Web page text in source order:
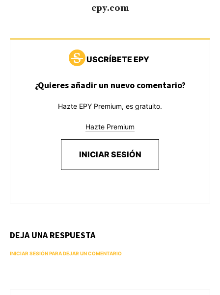
epy.com
USCRÍBETE EPY
¿Quieres añadir un nuevo comentario?
Hazte EPY Premium, es gratuito.
Hazte Premium
INICIAR SESIÓN
DEJA UNA RESPUESTA
INICIAR SESIÓN PARA DEJAR UN COMENTARIO